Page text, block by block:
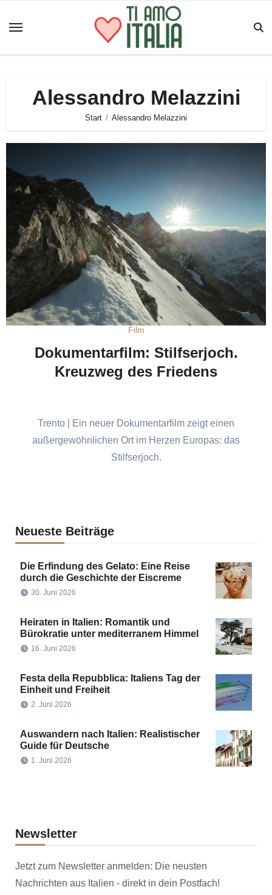
Inhalt
Alessandro Melazzini
Start Alessandro Melazzini
Film
Dokumentarfilm: Stilfserjoch.
Kreuzweg des Friedens
Trento | Ein neuer Dokumentarfilm zeigt einen
außergewöhnlichen Ort im Herzen Europas: das
Stilfserjoch.
Neueste Beiträge
Die Erfindung des Gelato: Eine Reise
durch die Geschichte der Eiscreme
30. Juni 2026
Heiraten in Italien: Romantik und
Bürokratie unter mediterranem Himmel
16. Juni 2026
Festa della Repubblica: Italiens Tag der
Einheit und Freiheit
2. Juni 2026
Auswandern nach Italien: Realistischer
Guide für Deutsche
1. Juni 2026
Newsletter
Jetzt zum Newsletter anmelden: Die neusten
Nachrichten aus Italien - direkt in dein Postfach!